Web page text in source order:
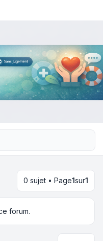
0 sujet • Page1sur1
forum.